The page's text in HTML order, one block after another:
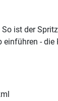
ist der
-